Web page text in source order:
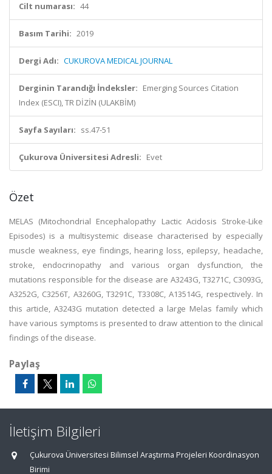
Cilt numarası: 44
Basım Tarihi: 2019
Dergi Adı: CUKUROVA MEDICAL JOURNAL
Derginin Tarandığı İndeksler: Emerging Sources Citation
Index (ESCI), TR DİZİN (ULAKBİM)
Sayfa Sayıları: ss.47-51
Çukurova Üniversitesi Adresli: Evet
Özet
MELAS (Mitochondrial Encephalopathy Lactic Acidosis Stroke-Like
Episodes) is a multisystemic disease characterised by especially
muscle weakness, eye findings, hearing loss, epilepsy, headache,
stroke, endocrinopathy and various organ dysfunction, the
mutations responsible for the disease are A3243G, T3271C, C3093G,
A3252G, C3256T, A3260G, T3291C, T3308C, A13514G, respectively. In
this article, A3243G mutation detected a large Melas family which
have various symptoms is presented to draw attention to the clinical
findings of the disease.
Paylaş
İletişim Bilgileri
Çukurova Üniversitesi Bilimsel Araştırma Projeleri Koordinasyon
Birimi